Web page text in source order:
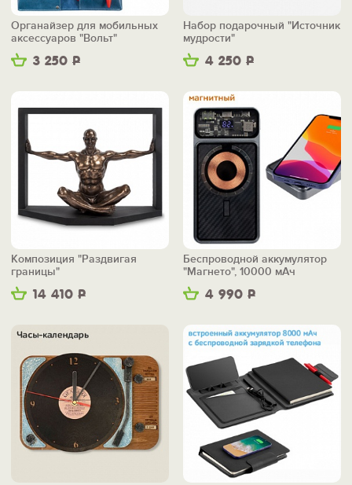
3 250 Р
Органайзер для мобильных
аксессуаров "Вольт"
4 250 Р
Набор подарочный "Источник
мудрости"
14 410 Р
Композиция "Раздвигая
границы"
4 990 Р
Беспроводной аккумулятор
"Магнето", 10000 мАч